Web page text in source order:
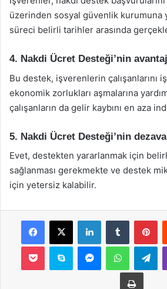
üzerinden sosyal güvenlik kurumuna
süreci belirli tarihler arasında
4. Nakdi Ücret Desteği’nin
Bu destek, işverenlerin çalışanlarını
ekonomik zorlukları aşmalarına
çalışanların da gelir kaybını en aza
5. Nakdi Ücret Desteği’nin
Evet, destekten yararlanmak için
sağlanması gerekmekte ve destek
için yetersiz kalabilir.
Facebook
X LinkedInTumblr
Pocket Skype MessengerWhatsApp
Yazdır